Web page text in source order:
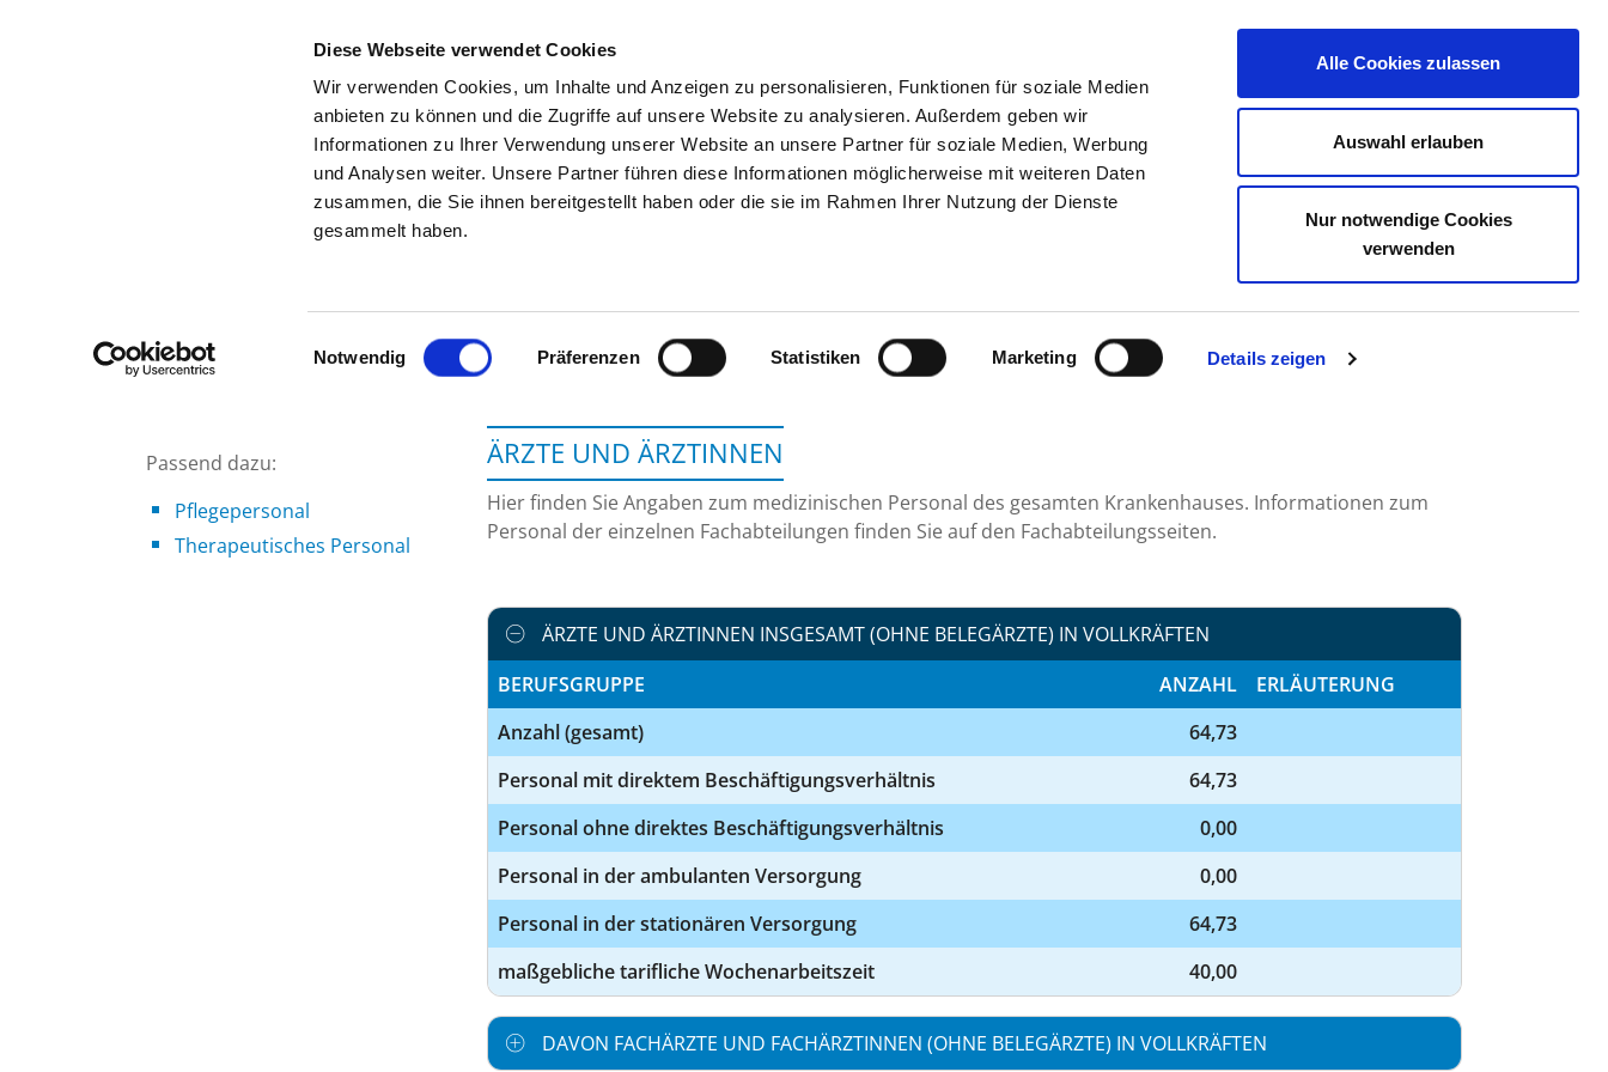
Diese Webseite verwendet Cookies
Wir verwenden Cookies, um Inhalte und Anzeigen zu personalisieren, Funktionen für soziale Medien
anbieten zu können und die Zugriffe auf unsere Website zu analysieren. Außerdem geben wir
Informationen zu Ihrer Verwendung unserer Website an unsere Partner für soziale Medien, Werbung
und Analysen weiter. Unsere Partner führen diese Informationen möglicherweise mit weiteren Daten
zusammen, die Sie ihnen bereitgestellt haben oder die sie im Rahmen Ihrer Nutzung der Dienste
gesammelt haben.
Einwilligungsauswahl
Notwendig Präferenzen Statistiken Marketing Details zeigen
Alle Cookies zulassen
Auswahl erlauben
Nur notwendige Cookies
verwenden
SUCHEN TIPPS & HILFE DAS DKV STELLENBÖRSE KONTAKT IHRE MEINUNG
Zur Krankenhaus-Startseite
Passend dazu:
Pflegepersonal
Therapeutisches Personal
ÄRZTE UND ÄRZTINNEN
Hier finden Sie Angaben zum medizinischen Personal des gesamten Krankenhauses. Informationen zum
Personal der einzelnen Fachabteilungen finden Sie auf den Fachabteilungsseiten.
ÄRZTE UND ÄRZTINNEN INSGESAMT (OHNE BELEGÄRZTE) IN VOLLKRÄFTEN
BERUFSGRUPPE
ANZAHL
ERLÄUTERUNG
Anzahl (gesamt)
64,73
Personal mit direktem Beschäftigungsverhältnis
64,73
Personal ohne direktes Beschäftigungsverhältnis
0,00
Personal in der ambulanten Versorgung
0,00
Personal in der stationären Versorgung
64,73
maßgebliche tarifliche Wochenarbeitszeit
40,00
DAVON FACHÄRZTE UND FACHÄRZTINNEN (OHNE BELEGÄRZTE) IN VOLLKRÄFTEN